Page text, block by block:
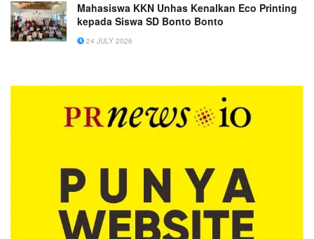
Mahasiswa KKN Unhas Kenalkan Eco Printing
kepada Siswa SD Bonto Bonto
24 JULY 2026